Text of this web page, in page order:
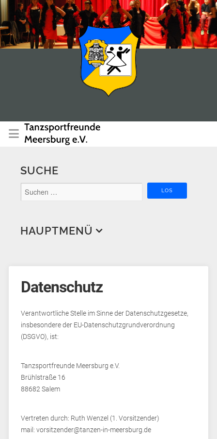
SUCHE
HAUPTMENÜ
Breitensportwettbewerb und DTSA
Bodenseetanzfest
Tanz in den Mai
Trainingsplan
Wir über uns
Geschichte
Trainer*innen
Training Erwachsene
Hobbygruppen
Breitensport
Line Dance
West Coast Swing
Standard & Latein
Tanz-AG
Hip Hop
Tanzpartner*innensuche
Bilder & Videos
Mitgliederbereich
Datenschutz
Verantwortliche Stelle im Sinne der Datenschutzgesetze,
insbesondere der EU-Datenschutzgrundverordnung
(DSGVO), ist:
Tanzsportfreunde Meersburg e.V.
Brühlstraße 16
88682 Salem
Vertreten durch: Ruth Wenzel (1. Vorsitzender)
mail: vorsitzender@tanzen-in-meersburg.de